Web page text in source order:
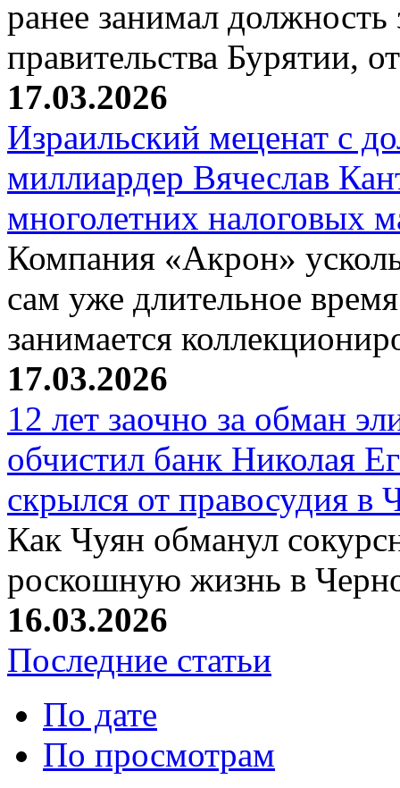
ранее занимал должность
правительства Бурятии,
17.03.2026
Израильский меценат с
миллиардер Вячеслав
многолетних налоговых
Компания «Акрон»
сам уже длительное
занимается
17.03.2026
12 лет заочно за обман
обчистил банк Николая
скрылся от правосудия в
Как Чуян обманул
роскошную жизнь в
16.03.2026
Последние статьи
По дате
По просмотрам